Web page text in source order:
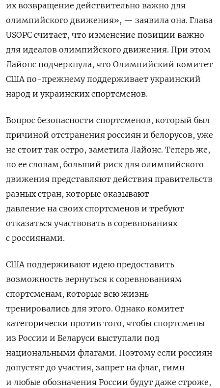
их возвращение действительно важно для
олимпийского движения», — заявила она. Глава
USOPC считает, что изменение позиции важно
для идеалов олимпийского движения. При этом
Лайонс подчеркнула, что Олимпийский комитет
США по-прежнему поддерживает украинский
народ и украинских спортсменов.
Вопрос безопасности спортсменов, который был
причиной отстранения россиян и белорусов, уже
не стоит так остро, заметила Лайонс. Теперь же,
по ее словам, больший риск для олимпийского
движения представляют действия правительств
разных стран, которые оказывают
давление на своих спортсменов и требуют
отказаться участвовать в соревнованиях
с россиянами.
США поддерживают идею предоставить
возможность вернуться к соревнованиям
спортсменам, которые всю жизнь
тренировались для этого. Однако комитет
категорически против того, чтобы спортсмены
из России и Беларуси выступали под
национальными флагами. Поэтому если россиян
допустят до участия, запрет на флаг, гимн
и любые обозначения России будут даже строже,